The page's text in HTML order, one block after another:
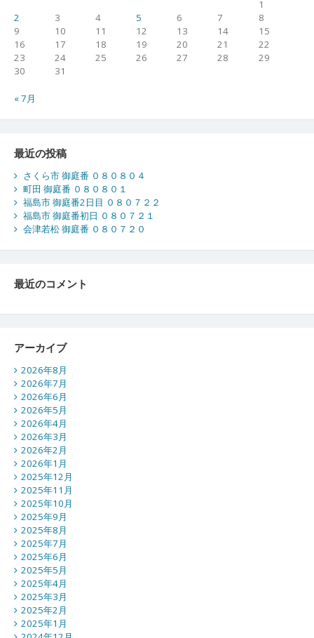
1
2
3 4 5 6 7
8
9
10 11 12 13 14
15
16
17 18 19 20 21
22
23
24 25 26 27 28
29
30
31
« 7月
最近の投稿
さくら市 御庭番 ０８０８０４
町田 御庭番 ０８０８０１
福島市 御庭番2日目 ０８０７２２
福島市 御庭番初日 ０８０７２１
会津若松 御庭番 ０８０７２０
最近のコメント
アーカイブ
2026年8月
2026年7月
2026年6月
2026年5月
2026年4月
2026年3月
2026年2月
2026年1月
2025年12月
2025年11月
2025年10月
2025年9月
2025年8月
2025年7月
2025年6月
2025年5月
2025年4月
2025年3月
2025年2月
2025年1月